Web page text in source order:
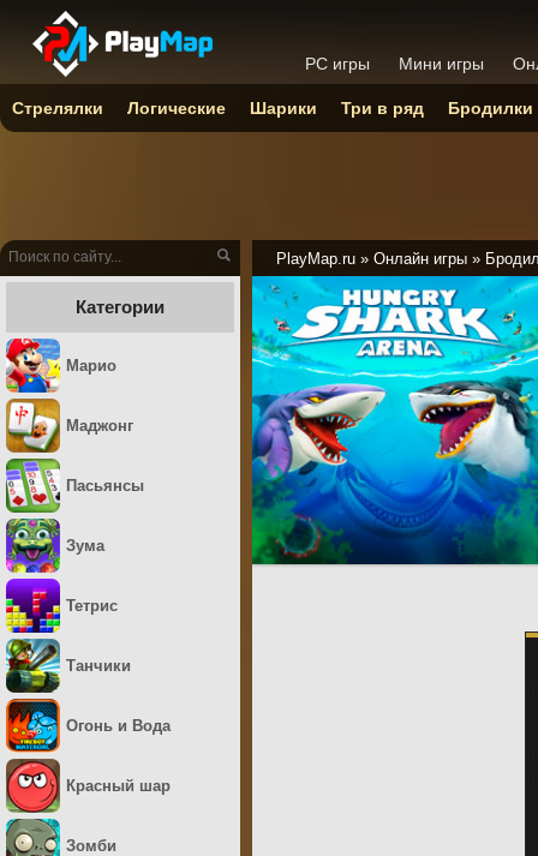
PlayMap.ru » Онлайн игры »
Категории
Марио
Маджонг
Пасьянсы
Зума
Тетрис
Танчики
Огонь и Вода
Красный шар
Зомби
PC игры Мини игры
Стрелялки Логические Шарики Три в ряд Бродилки